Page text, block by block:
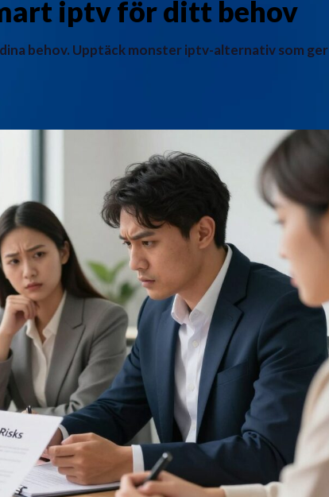
iptv för ditt behov
behov. Upptäck monster iptv-alternativ som ger